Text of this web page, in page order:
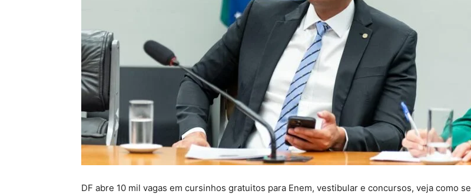
DF abre 10 mil vagas em cursinhos gratuitos para Enem, vestibular e concursos, veja como se